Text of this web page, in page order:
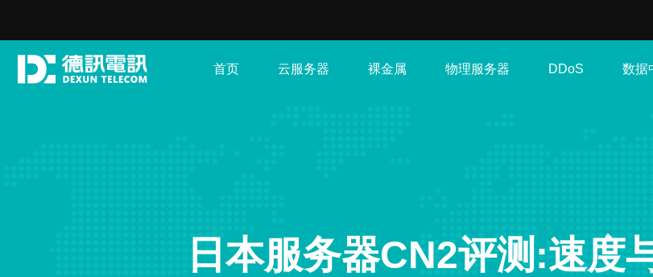
首页 云服务器 裸金属 物理服务器 DDoS 数据
日本服务器CN2评测:速度